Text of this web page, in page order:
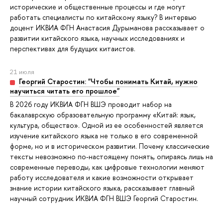
исторические и общественные процессы и где могут
работать специалисты по китайскому языку? В интервью
доцент ИКВИА ФГН Анастасия Дурыманова рассказывает о
развитии китайского языка, научных исследованиях и
перспективах для будущих китаистов.
21 июля
Георгий Старостин: "Чтобы понимать Китай, нужно
научиться читать его прошлое"
В 2026 году ИКВИА ФГН ВШЭ проводит набор на
бакалаврскую образовательную программу «Китай: язык,
культура, общество». Одной из ее особенностей является
изучение китайского языка не только в его современной
форме, но и в историческом развитии. Почему классические
тексты невозможно по-настоящему понять, опираясь лишь на
современные переводы, как цифровые технологии меняют
работу исследователя и какие возможности открывает
знание истории китайского языка, рассказывает главный
научный сотрудник ИКВИА ФГН ВШЭ Георгий Старостин.